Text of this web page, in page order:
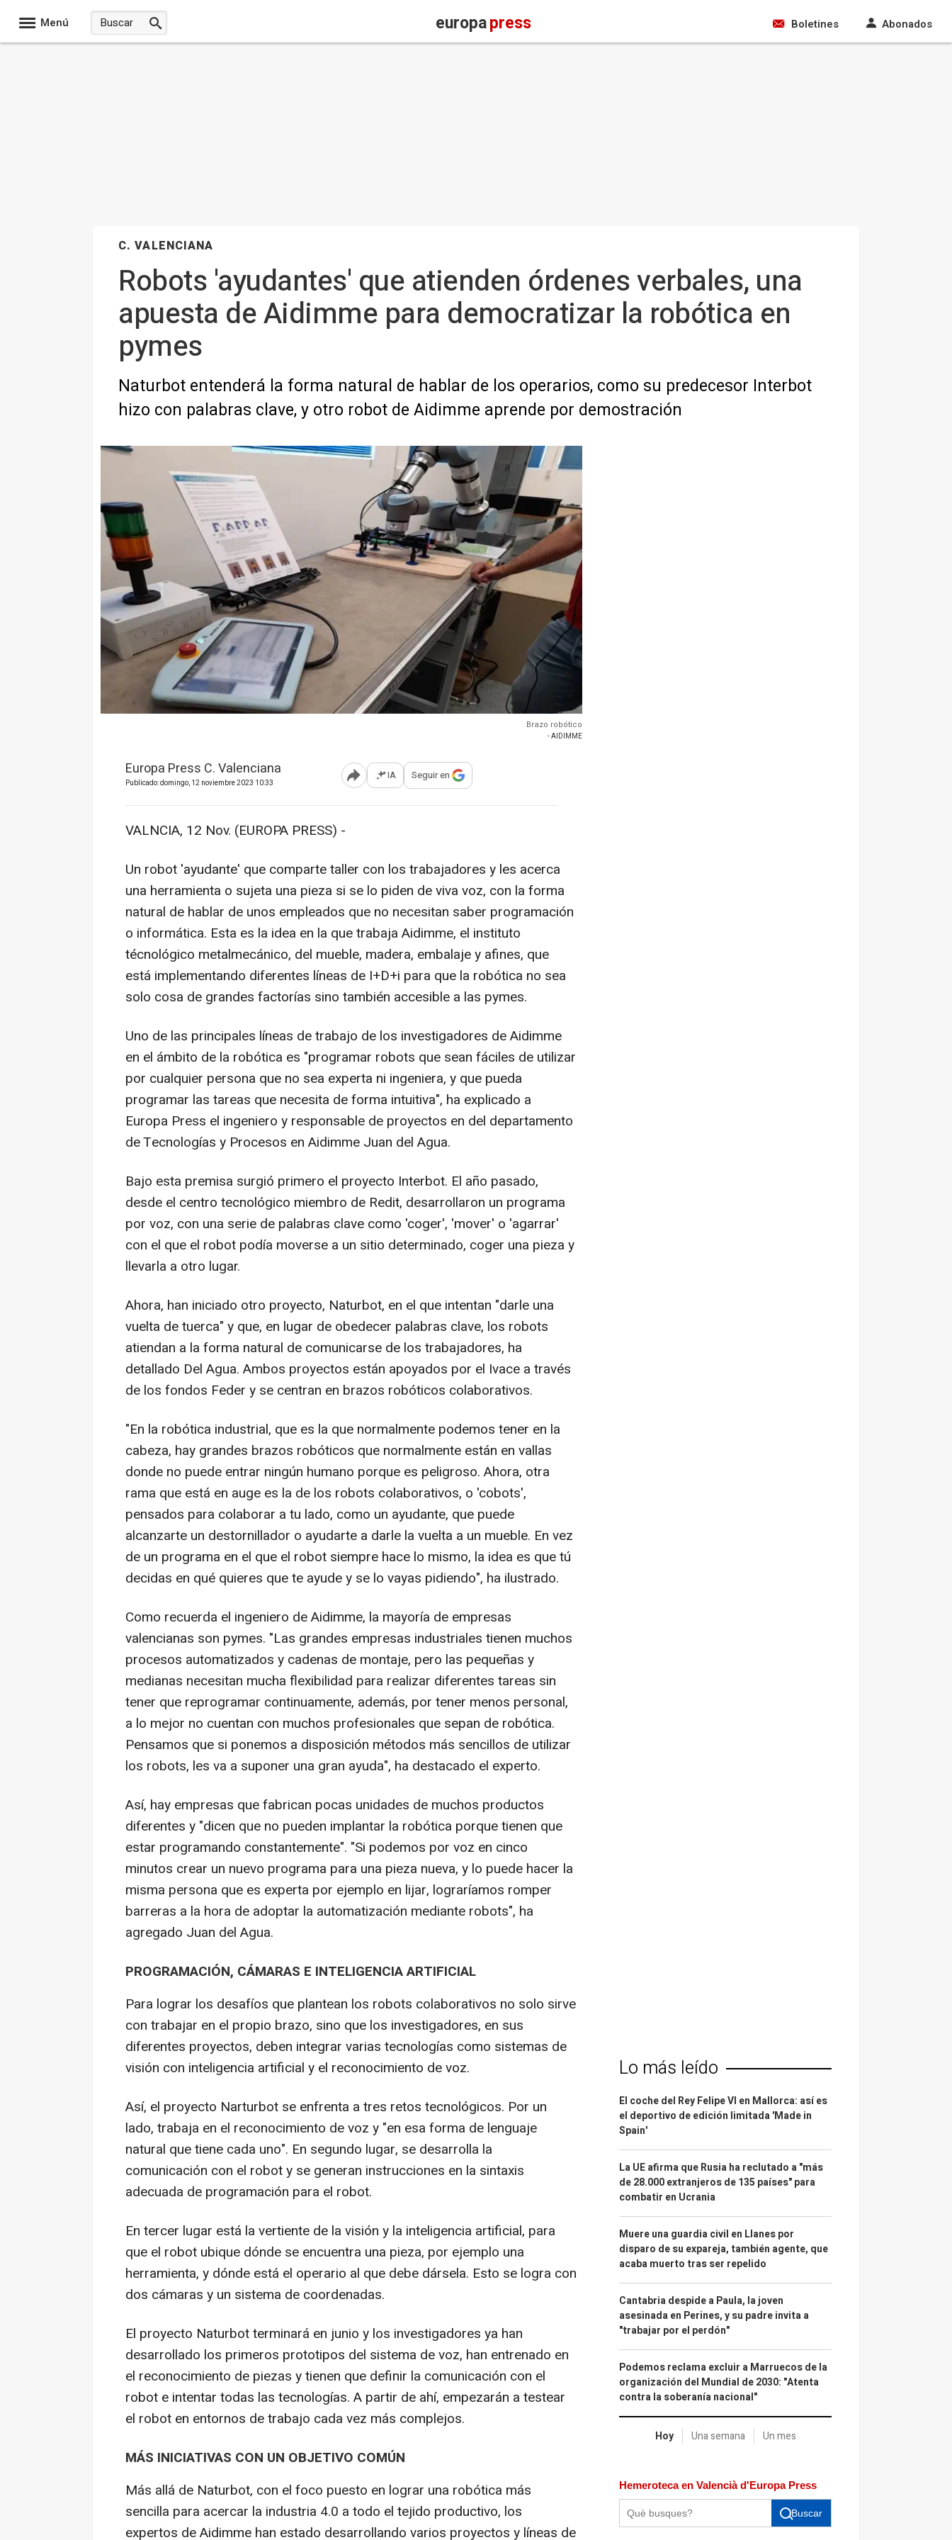
Menú europapress Boletines Abonados
C. VALENCIANA
Robots 'ayudantes' que atienden órdenes verbales, una
apuesta de Aidimme para democratizar la robótica en
pymes
Naturbot entenderá la forma natural de hablar de los operarios, como su predecesor Interbot
hizo con palabras clave, y otro robot de Aidimme aprende por demostración
Brazo robótico
- AIDIMME
Europa Press C. Valenciana
Publicado: domingo, 12 noviembre 2023 10:33 Abrir opciones para compartir
IA Seguir en
VALNCIA, 12 Nov. (EUROPA PRESS) -
Un robot 'ayudante' que comparte taller con los trabajadores y les acerca
una herramienta o sujeta una pieza si se lo piden de viva voz, con la forma
natural de hablar de unos empleados que no necesitan saber programación
o informática. Esta es la idea en la que trabaja Aidimme, el instituto
técnológico metalmecánico, del mueble, madera, embalaje y afines, que
está implementando diferentes líneas de I+D+i para que la robótica no sea
solo cosa de grandes factorías sino también accesible a las pymes.
Uno de las principales líneas de trabajo de los investigadores de Aidimme
en el ámbito de la robótica es "programar robots que sean fáciles de utilizar
por cualquier persona que no sea experta ni ingeniera, y que pueda
programar las tareas que necesita de forma intuitiva", ha explicado a
Europa Press el ingeniero y responsable de proyectos en del departamento
de Tecnologías y Procesos en Aidimme Juan del Agua.
Bajo esta premisa surgió primero el proyecto Interbot. El año pasado,
desde el centro tecnológico miembro de Redit, desarrollaron un programa
por voz, con una serie de palabras clave como 'coger', 'mover' o 'agarrar'
con el que el robot podía moverse a un sitio determinado, coger una pieza y
llevarla a otro lugar.
Ahora, han iniciado otro proyecto, Naturbot, en el que intentan "darle una
vuelta de tuerca" y que, en lugar de obedecer palabras clave, los robots
atiendan a la forma natural de comunicarse de los trabajadores, ha
detallado Del Agua. Ambos proyectos están apoyados por el Ivace a través
de los fondos Feder y se centran en brazos robóticos colaborativos.
"En la robótica industrial, que es la que normalmente podemos tener en la
cabeza, hay grandes brazos robóticos que normalmente están en vallas
donde no puede entrar ningún humano porque es peligroso. Ahora, otra
rama que está en auge es la de los robots colaborativos, o 'cobots',
pensados para colaborar a tu lado, como un ayudante, que puede
alcanzarte un destornillador o ayudarte a darle la vuelta a un mueble. En vez
de un programa en el que el robot siempre hace lo mismo, la idea es que tú
decidas en qué quieres que te ayude y se lo vayas pidiendo", ha ilustrado.
Como recuerda el ingeniero de Aidimme, la mayoría de empresas
valencianas son pymes. "Las grandes empresas industriales tienen muchos
procesos automatizados y cadenas de montaje, pero las pequeñas y
medianas necesitan mucha flexibilidad para realizar diferentes tareas sin
tener que reprogramar continuamente, además, por tener menos personal,
a lo mejor no cuentan con muchos profesionales que sepan de robótica.
Pensamos que si ponemos a disposición métodos más sencillos de utilizar
los robots, les va a suponer una gran ayuda", ha destacado el experto.
Así, hay empresas que fabrican pocas unidades de muchos productos
diferentes y "dicen que no pueden implantar la robótica porque tienen que
estar programando constantemente". "Si podemos por voz en cinco
minutos crear un nuevo programa para una pieza nueva, y lo puede hacer la
misma persona que es experta por ejemplo en lijar, lograríamos romper
barreras a la hora de adoptar la automatización mediante robots", ha
agregado Juan del Agua.
PROGRAMACIÓN, CÁMARAS E INTELIGENCIA ARTIFICIAL
Para lograr los desafíos que plantean los robots colaborativos no solo sirve
con trabajar en el propio brazo, sino que los investigadores, en sus
diferentes proyectos, deben integrar varias tecnologías como sistemas de
visión con inteligencia artificial y el reconocimiento de voz.
Así, el proyecto Narturbot se enfrenta a tres retos tecnológicos. Por un
lado, trabaja en el reconocimiento de voz y "en esa forma de lenguaje
natural que tiene cada uno". En segundo lugar, se desarrolla la
comunicación con el robot y se generan instrucciones en la sintaxis
adecuada de programación para el robot.
En tercer lugar está la vertiente de la visión y la inteligencia artificial, para
que el robot ubique dónde se encuentra una pieza, por ejemplo una
herramienta, y dónde está el operario al que debe dársela. Esto se logra con
dos cámaras y un sistema de coordenadas.
El proyecto Naturbot terminará en junio y los investigadores ya han
desarrollado los primeros prototipos del sistema de voz, han entrenado en
el reconocimiento de piezas y tienen que definir la comunicación con el
robot e intentar todas las tecnologías. A partir de ahí, empezarán a testear
el robot en entornos de trabajo cada vez más complejos.
MÁS INICIATIVAS CON UN OBJETIVO COMÚN
Más allá de Naturbot, con el foco puesto en lograr una robótica más
sencilla para acercar la industria 4.0 a todo el tejido productivo, los
expertos de Aidimme han estado desarrollando varios proyectos y líneas de
Lo más leído
El coche del Rey Felipe VI en Mallorca: así es
el deportivo de edición limitada 'Made in
Spain'
La UE afirma que Rusia ha reclutado a "más
de 28.000 extranjeros de 135 países" para
combatir en Ucrania
Muere una guardia civil en Llanes por
disparo de su expareja, también agente, que
acaba muerto tras ser repelido
Cantabria despide a Paula, la joven
asesinada en Perines, y su padre invita a
"trabajar por el perdón"
Podemos reclama excluir a Marruecos de la
organización del Mundial de 2030: "Atenta
contra la soberanía nacional"
Hoy Una semana Un mes
Hemeroteca en Valencià d'Europa Press
Buscar